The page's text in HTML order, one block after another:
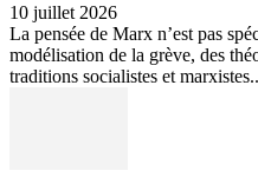
10 juillet 2026
La pensée de Marx n’est pas
modélisation de la grève, des
traditions socialistes et